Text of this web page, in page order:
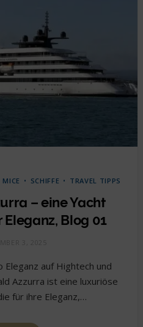
MICE SCHIFFE TRAVEL TIPPS
– eine Yacht
Blog 01
Eleganz auf Hightech und
Azzurra ist eine luxuriöse
für ihre Eleganz,…